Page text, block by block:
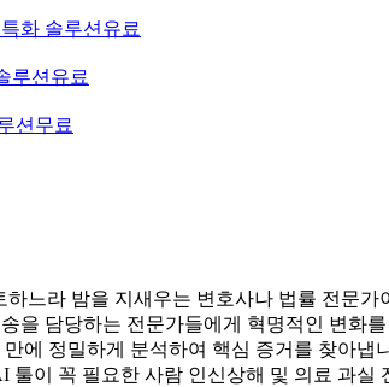
화 솔루션 유료
루션 유료
션 무료
느라 밤을 지새우는 변호사나 법률 전문
송을 담당하는 전문가들에게 혁명적인 변
만에 정밀하게 분석하여 핵심 증거를 찾아
툴이 꼭 필요한 사람 인신상해 및 의료 과